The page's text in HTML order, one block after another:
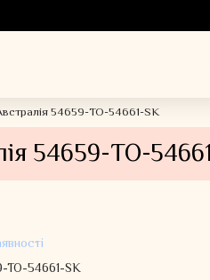
54659-TO-54661-SK
54659-TO-
TO-54661-SK